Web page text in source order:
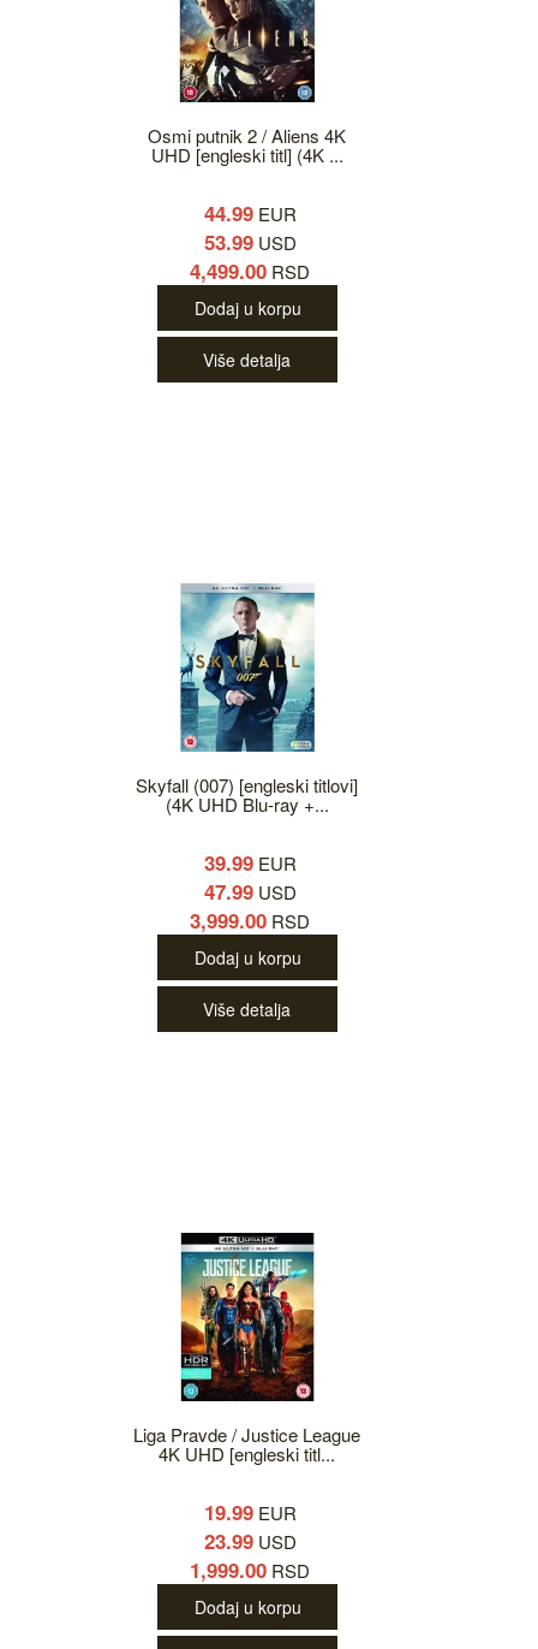
Osmi putnik 2 / Aliens 4K
UHD [engleski titl] (4K ...
44.99EUR
53.99USD
4,499.00 RSD
Dodaj u korpu
Više detalja
Skyfall (007) [engleski titlovi]
(4K UHD Blu-ray +...
39.99EUR
47.99USD
3,999.00 RSD
Dodaj u korpu
Više detalja
Liga Pravde / Justice League
4K UHD [engleski titl...
19.99EUR
23.99USD
1,999.00 RSD
Dodaj u korpu